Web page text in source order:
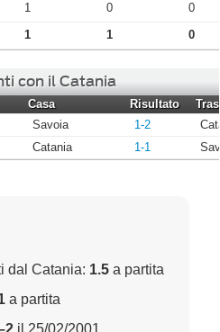
1 0
0
1 1 0
con il Catania
Casa Risultato
Savoia 1-2
Catania 1-1
dal Catania: 1.5 a partita
a partita